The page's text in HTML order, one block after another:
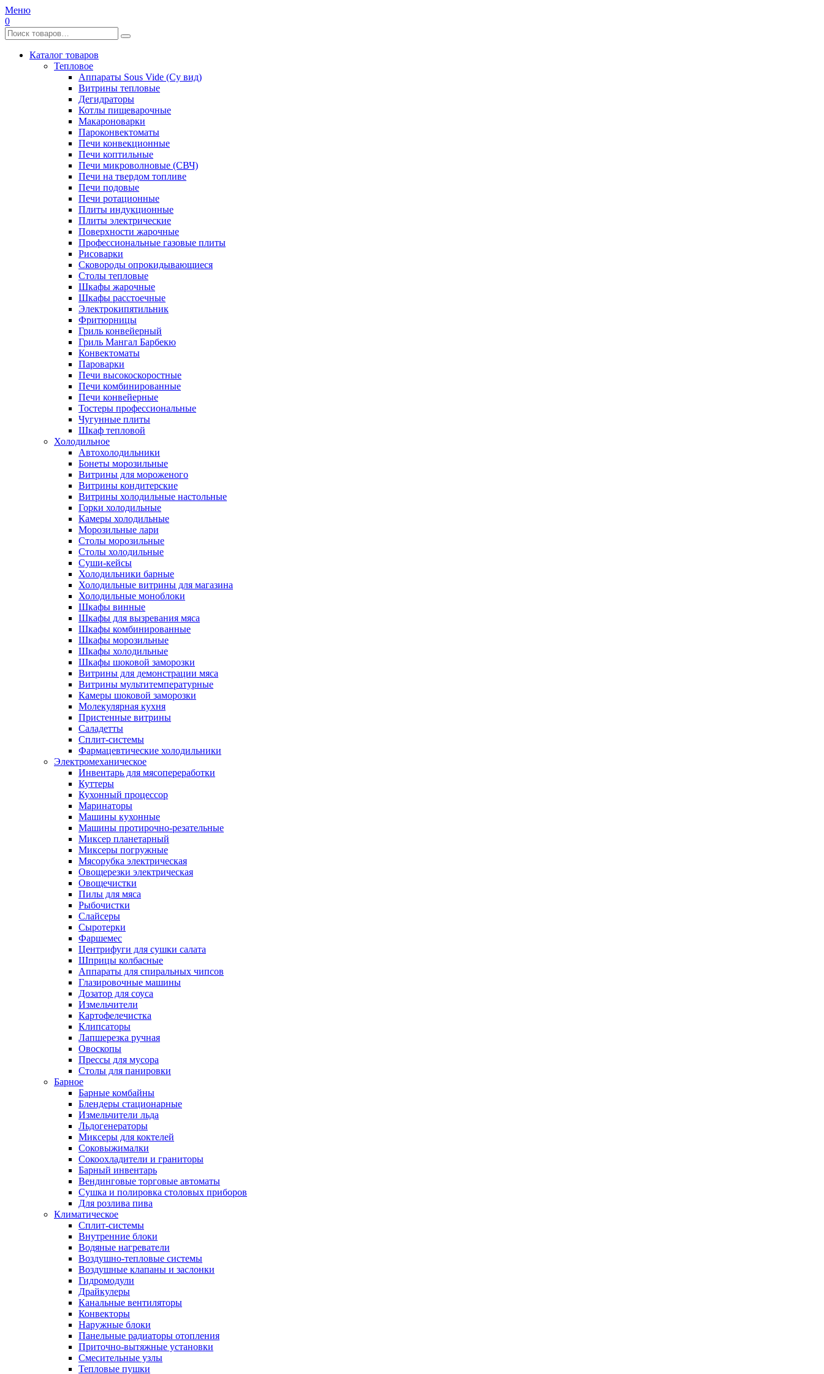
Меню
0
Каталог товаров
Тепловое
Аппараты Sous Vide (Су вид)
Витрины тепловые
Дегидраторы
Котлы пищеварочные
Макароноварки
Пароконвектоматы
Печи конвекционные
Печи коптильные
Печи микроволновые (СВЧ)
Печи на твердом топливе
Печи подовые
Печи ротационные
Плиты индукционные
Плиты электрические
Поверхности жарочные
Профессиональные газовые плиты
Рисоварки
Сковороды опрокидывающиеся
Столы тепловые
Шкафы жарочные
Шкафы расстоечные
Электрокипятильник
Фритюрницы
Гриль конвейерный
Гриль Мангал Барбекю
Конвектоматы
Пароварки
Печи высокоскоростные
Печи комбинированные
Печи конвейерные
Тостеры профессиональные
Чугунные плиты
Шкаф тепловой
Холодильное
Автохолодильники
Бонеты морозильные
Витрины для мороженого
Витрины кондитерские
Витрины холодильные настольные
Горки холодильные
Камеры холодильные
Морозильные лари
Столы морозильные
Столы холодильные
Суши-кейсы
Холодильники барные
Холодильные витрины для магазина
Холодильные моноблоки
Шкафы винные
Шкафы для вызревания мяса
Шкафы комбинированные
Шкафы морозильные
Шкафы холодильные
Шкафы шоковой заморозки
Витрины для демонстрации мяса
Витрины мультитемпературные
Камеры шоковой заморозки
Молекулярная кухня
Пристенные витрины
Саладетты
Сплит-системы
Фармацевтические холодильники
Электромеханическое
Инвентарь для мясопереработки
Куттеры
Кухонный процессор
Маринаторы
Машины кухонные
Машины протирочно-резательные
Миксер планетарный
Миксеры погружные
Мясорубка электрическая
Овощерезки электрическая
Овощечистки
Пилы для мяса
Рыбочистки
Слайсеры
Сыротерки
Фаршемес
Центрифуги для сушки салата
Шприцы колбасные
Аппараты для спиральных чипсов
Глазировочные машины
Дозатор для соуса
Измельчители
Картофелечистка
Клипсаторы
Лапшерезка ручная
Овоскопы
Прессы для мусора
Столы для панировки
Барное
Барные комбайны
Блендеры стационарные
Измельчители льда
Льдогенераторы
Миксеры для коктелей
Соковыжималки
Сокоохладители и граниторы
Барный инвентарь
Вендинговые торговые автоматы
Сушка и полировка столовых приборов
Для розлива пива
Климатическое
Сплит-системы
Внутренние блоки
Водяные нагреватели
Воздушно-тепловые системы
Воздушные клапаны и заслонки
Гидромодули
Драйкулеры
Канальные вентиляторы
Конвекторы
Наружные блоки
Панельные радиаторы отопления
Приточно-вытяжные установки
Смесительные узлы
Тепловые пушки